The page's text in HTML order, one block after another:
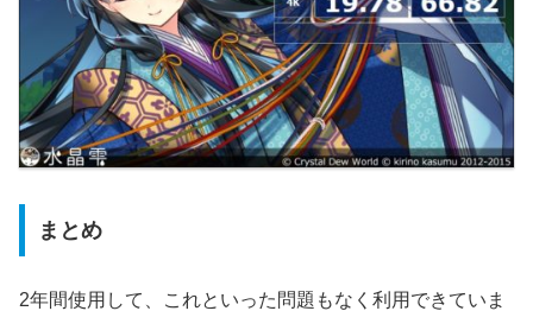
まとめ
2年間使用して、これといった問題もなく利用できていま